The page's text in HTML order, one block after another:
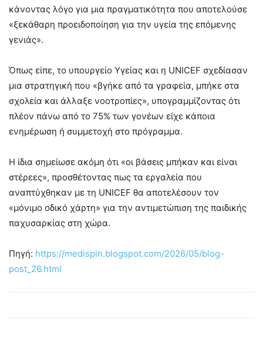
κάνοντας λόγο για μια πραγματικότητα που αποτελούσε
«ξεκάθαρη προειδοποίηση για την υγεία της επόμενης
γενιάς».
Όπως είπε, το υπουργείο Υγείας και η UNICEF σχεδίασαν
μια στρατηγική που «βγήκε από τα γραφεία, μπήκε στα
σχολεία και άλλαξε νοοτροπίες», υπογραμμίζοντας ότι
πλέον πάνω από το 75% των γονέων είχε κάποια
ενημέρωση ή συμμετοχή στο πρόγραμμα.
Η ίδια σημείωσε ακόμη ότι «οι βάσεις μπήκαν και είναι
στέρεες», προσθέτοντας πως τα εργαλεία που
αναπτύχθηκαν με τη UNICEF θα αποτελέσουν τον
«μόνιμο οδικό χάρτη» για την αντιμετώπιση της παιδικής
παχυσαρκίας στη χώρα.
Πηγή: https://medispin.blogspot.com/2026/05/blog-
post_26.html